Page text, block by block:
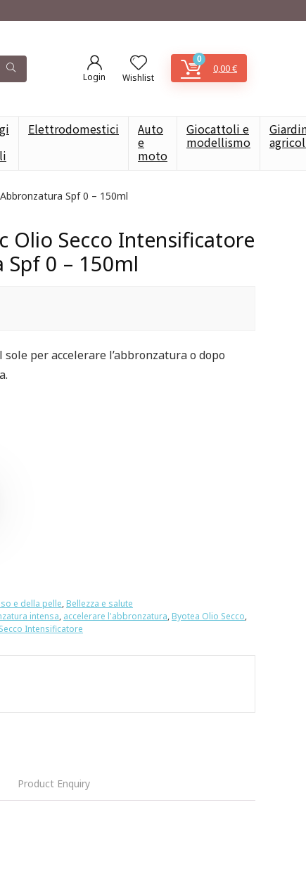
Login Wishlist
0
0,00€
Elettrodomestici Auto
e
moto
Giocattoli e
modellismo
Spf 0 – 150ml
Olio Secco Intensificatore
Spf 0 – 150ml
per accelerare l’abbronzatura o dopo
e della pelle, Bellezza e salute
intensa, accelerare l'abbronzatura, Byotea Olio Secco,
Intensificatore
Product Enquiry